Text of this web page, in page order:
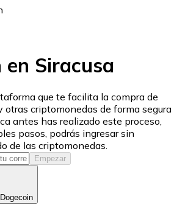
en Siracusa
que te facilita la compra de
otras criptomonedas de forma segura
antes has realizado este proceso,
pasos, podrás ingresar sin
de las criptomonedas.
Empezar